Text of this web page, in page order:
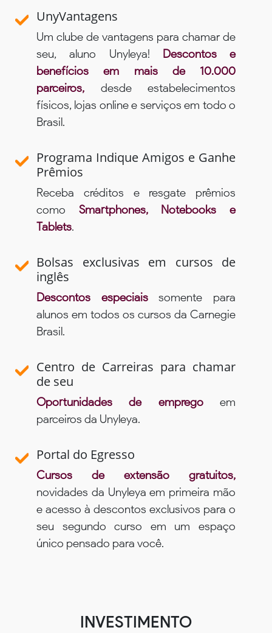
UnyVantagens
Um clube de vantagens para chamar de
seu, aluno Unyleya! Descontos e
benefícios em mais de 10.000
parceiros, desde estabelecimentos
físicos, lojas online e serviços em todo o
Brasil.
Programa Indique Amigos e Ganhe
Prêmios
Receba créditos e resgate prêmios
como Smartphones, Notebooks e
Tablets.
Bolsas exclusivas em cursos de
inglês
Descontos especiaissomente para
alunos em todos os cursos da Carnegie
Brasil.
Centro de Carreiras para chamar
de seu
Oportunidades de empregoem
parceiros da Unyleya.
Portal do Egresso
Cursos de extensão gratuitos,
novidades da Unyleya em primeira mão
e acesso à descontos exclusivos para o
seu segundo curso em um espaço
único pensado para você.
INVESTIMENTO